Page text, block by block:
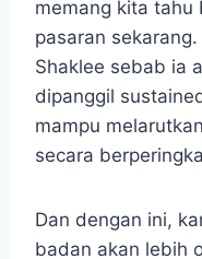
memang kita tahu
pasaran
Shaklee sebab ia
dipanggil
mampu
secara
Dan dengan ini,
badan akan lebih